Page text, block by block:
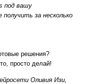
под вашу
за несколько
решения?
просто делай!
Оливия Изи,